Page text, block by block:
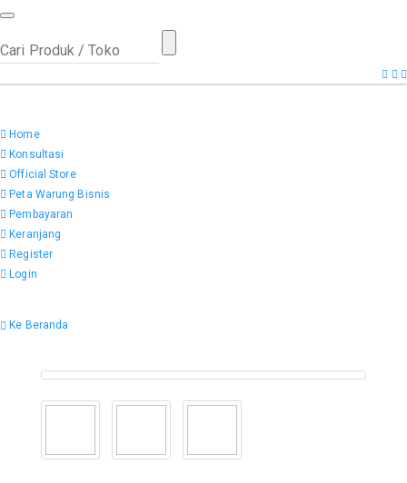
Home
Konsultasi
Official Store
Peta Warung Bisnis
Pembayaran
Keranjang
Register
Login
Ke Beranda